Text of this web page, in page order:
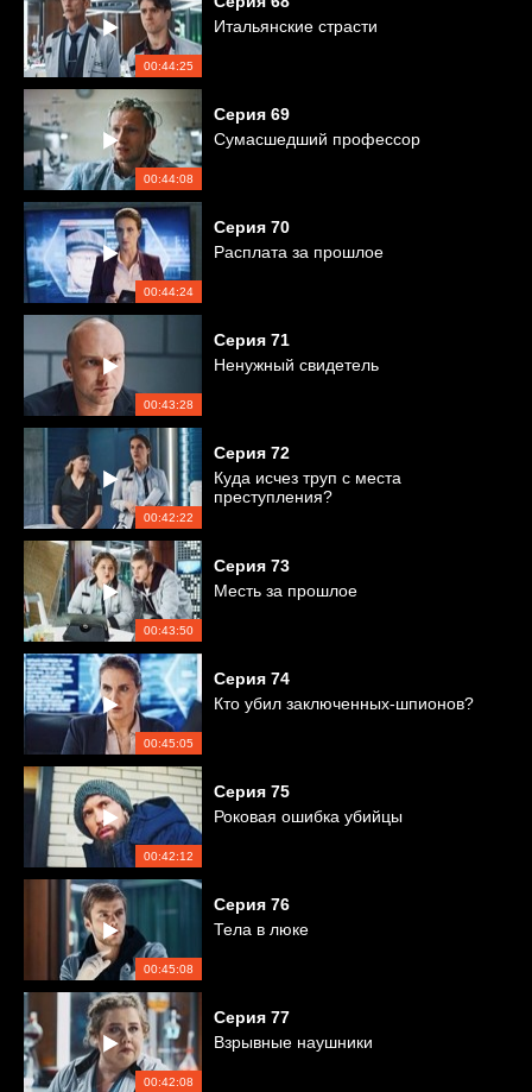
00:44:25
Итальянские страсти
00:44:08
Серия 69
Сумасшедший профессор
00:44:24
Серия 70
Расплата за прошлое
00:43:28
Серия 71
Ненужный свидетель
00:42:22
Серия 72
Куда исчез труп с места
преступления?
00:43:50
Серия 73
Месть за прошлое
00:45:05
Серия 74
Кто убил заключенных-шпионов?
00:42:12
Серия 75
Роковая ошибка убийцы
00:45:08
Серия 76
Тела в люке
00:42:08
Серия 77
Взрывные наушники